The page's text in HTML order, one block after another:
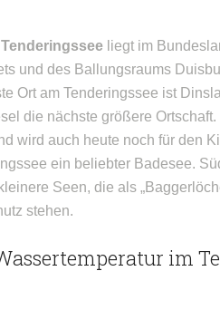
Tenderingssee liegt im
und des Ballungsraums
Ort am Tenderingssee ist
die nächste größere
wird auch heute noch für den
ein beliebter Badesee.
Seen, die als
stehen.
im